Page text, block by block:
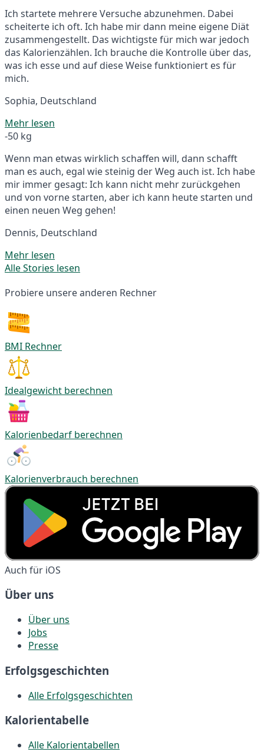
Ich startete mehrere Versuche abzunehmen. Dabei
scheiterte ich oft. Ich habe mir dann meine eigene Diät
zusammengestellt. Das wichtigste für mich war jedoch
das Kalorienzählen. Ich brauche die Kontrolle über das,
was ich esse und auf diese Weise funktioniert es für
mich.
Sophia, Deutschland
Mehr lesen
-50 kg
Wenn man etwas wirklich schaffen will, dann schafft
man es auch, egal wie steinig der Weg auch ist. Ich habe
mir immer gesagt: Ich kann nicht mehr zurückgehen
und von vorne starten, aber ich kann heute starten und
einen neuen Weg gehen!
Dennis, Deutschland
Mehr lesen
Alle Stories lesen
Probiere unsere anderen Rechner
BMI Rechner
Idealgewicht berechnen
Kalorienbedarf berechnen
Kalorienverbrauch berechnen
Auch für iOS
Über uns
Über uns
Jobs
Presse
Erfolgsgeschichten
Alle Erfolgsgeschichten
Kalorientabelle
Alle Kalorientabellen